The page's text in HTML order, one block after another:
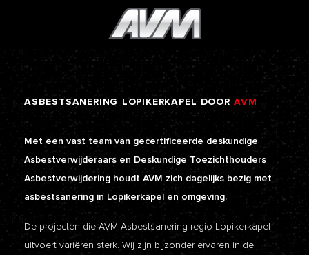
ASBESTSANERING LOPIKERKAPEL DOOR AVM
Met een vast team van gecertificeerde deskundige
Asbestverwijderaars en Deskundige Toezichthouders
Asbestverwijdering houdt AVM zich dagelijks bezig met
asbestsanering in Lopikerkapel en omgeving.
De projecten die AVM Asbestsanering regio Lopikerkapel
uitvoert variëren sterk. Wij zijn bijzonder ervaren in de